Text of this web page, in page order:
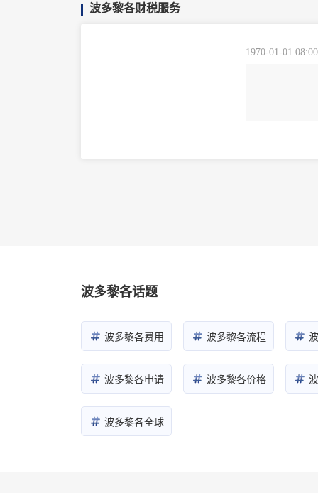
波多黎各财税服务
1970-01-01
波多黎各话题
波多黎各费用 波多黎各流程
波多黎各申请 波多黎各价格
波多黎各全球